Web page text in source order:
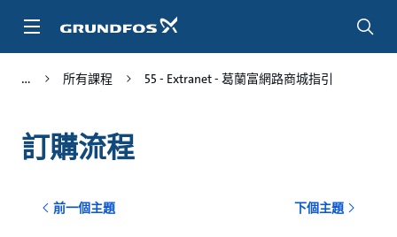
所有課程 55 - Extranet - 葛蘭富網路商城指引
訂購流程
前一個主題 下個主題